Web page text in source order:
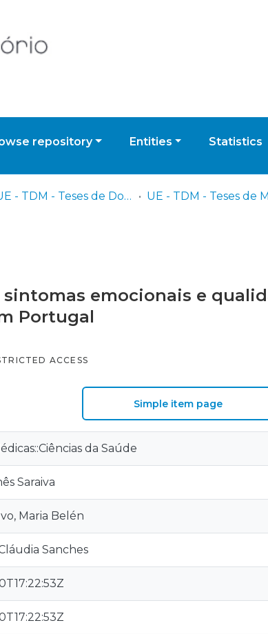
repository Entities Statistics
UE - TDM - Teses de Doutoramento e Mestrado
emocionais e
Portugal
ACCESS
Simple item page
da Saúde
Saraiva
Maria Belén
Sanches